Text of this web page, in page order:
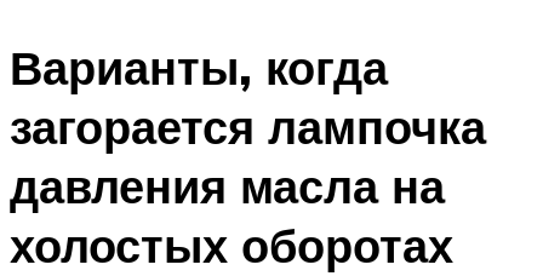
Варианты, когда
загорается лампочка
давления масла на
холостых оборотах